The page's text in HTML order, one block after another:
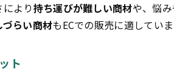
より持ち運びが難しい商材や、悩
らい商材もECでの販売に適していま
ト